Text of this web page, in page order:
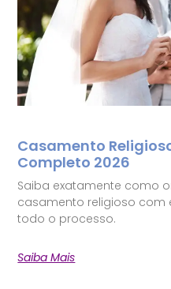
Casamento
Completo 2026
Saiba exatamente como
casamento religioso com
todo o processo.
Saiba Mais